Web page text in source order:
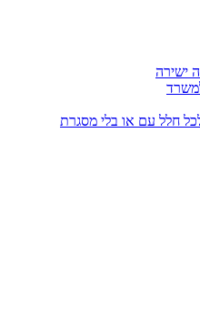
ישירה
חלל עם או בלי מסגרת